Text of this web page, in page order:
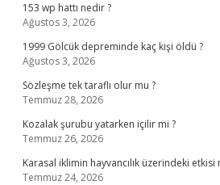
153 wp hattı nedir ?
Ağustos 3, 2026
1999 Gölcük depreminde kaç kişi öldü ?
Ağustos 3, 2026
Sözleşme tek taraflı olur mu ?
Temmuz 28, 2026
Kozalak şurubu yatarken içilir mi ?
Temmuz 26, 2026
Karasal iklimin hayvancılık üzerindeki etkisi
Temmuz 24, 2026